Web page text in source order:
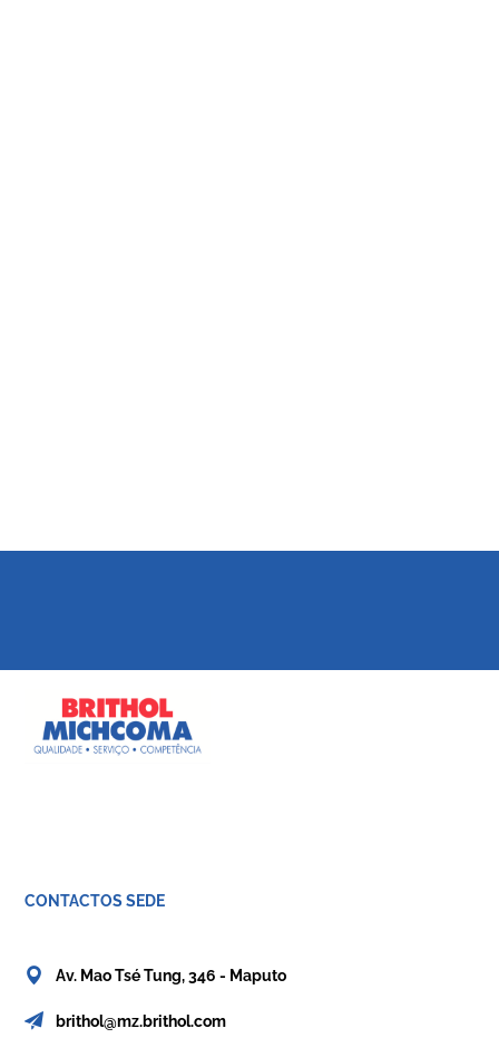
CONTACTOS SEDE
Av. Mao Tsé Tung, 346 - Maputo
brithol@mz.brithol.com